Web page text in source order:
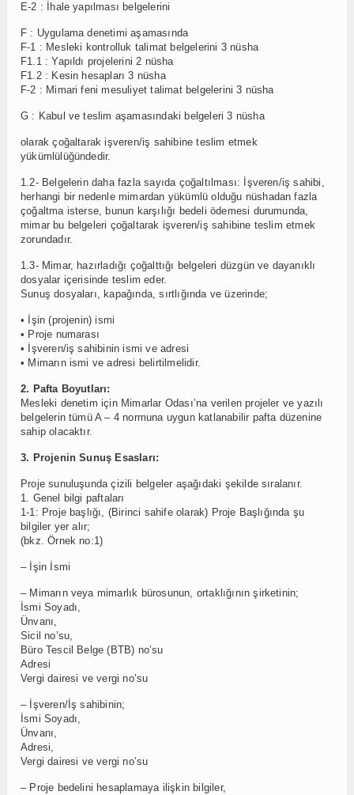
E-2 : İhale yapılması belgelerini
F : Uygulama denetimi aşamasında
F-1 : Mesleki kontrolluk talimat belgelerini 3 nüsha
F1.1 : Yapıldı projelerini 2 nüsha
F1.2 : Kesin hesapları 3 nüsha
F-2 : Mimari feni mesuliyet talimat belgelerini 3 nüsha
G : Kabul ve teslim aşamasındaki belgeleri 3 nüsha
olarak çoğaltarak işveren/iş sahibine teslim etmek
yükümlülüğündedir.
1.2- Belgelerin daha fazla sayıda çoğaltılması: İşveren/iş sahibi,
herhangi bir nedenle mimardan yükümlü olduğu nüshadan fazla
çoğaltma isterse, bunun karşılığı bedeli ödemesi durumunda,
mimar bu belgeleri çoğaltarak işveren/iş sahibine teslim etmek
zorundadır.
1.3- Mimar, hazırladığı çoğalttığı belgeleri düzgün ve dayanıklı
dosyalar içerisinde teslim eder.
Sunuş dosyaları, kapağında, sırtlığında ve üzerinde;
• İşin (projenin) ismi
• Proje numarası
• İşveren/iş sahibinin ismi ve adresi
• Mimarın ismi ve adresi belirtilmelidir.
2. Pafta Boyutları:
Mesleki denetim için Mimarlar Odası’na verilen projeler ve yazılı
belgelerin tümü A – 4 normuna uygun katlanabilir pafta düzenine
sahip olacaktır.
3. Projenin Sunuş Esasları:
Proje sunuluşunda çizili belgeler aşağıdaki şekilde sıralanır.
1. Genel bilgi paftaları
1-1: Proje başlığı, (Birinci sahife olarak) Proje Başlığında şu
bilgiler yer alır;
(bkz. Örnek no:1)
– İşin İsmi
– Mimarın veya mimarlık bürosunun, ortaklığının şirketinin;
İsmi Soyadı,
Ünvanı,
Sicil no’su,
Büro Tescil Belge (BTB) no’su
Adresi
Vergi dairesi ve vergi no’su
– İşveren/İş sahibinin;
İsmi Soyadı,
Ünvanı,
Adresi,
Vergi dairesi ve vergi no’su
– Proje bedelini hesaplamaya ilişkin bilgiler,